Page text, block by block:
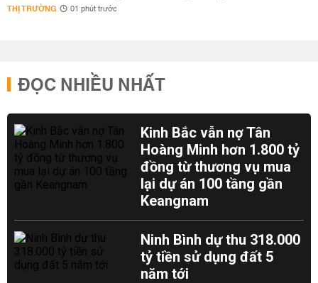
THỊ TRƯỜNG 01 phút trước
ĐỌC NHIỀU NHẤT
Kinh Bắc vẫn nợ Tân
Hoàng Minh hơn 1.800 tỷ
đồng từ thương vụ mua
lại dự án 100 tầng gần
Keangnam
Ninh Bình dự thu 318.000
tỷ tiền sử dụng đất 5
năm tới